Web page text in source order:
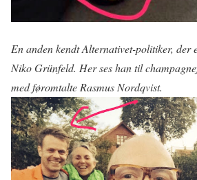
En anden kendt Alternativet-politiker, der
Niko Grünfeld. Her ses han til
med føromtalte Rasmus Nordqvist.